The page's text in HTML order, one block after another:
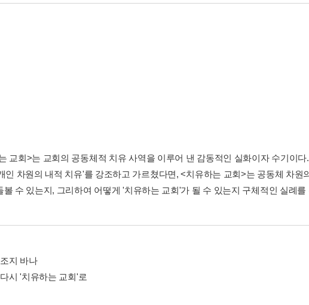
시 '치유하는 교회'로
가 치유하지 못하는가